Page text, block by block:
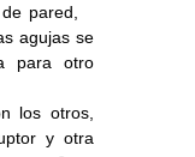
pared,
agujas se
para otro
los otros,
y otra